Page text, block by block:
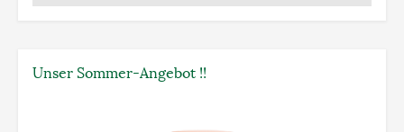
Unser Sommer-Angebot !!